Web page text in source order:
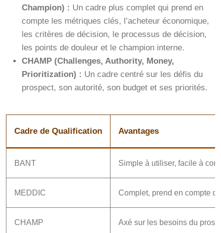
Champion) : Un cadre plus complet qui prend en
compte les métriques clés, l’acheteur économique,
les critères de décision, le processus de décision,
les points de douleur et le champion interne.
CHAMP (Challenges, Authority, Money,
Prioritization) : Un cadre centré sur les défis du
prospect, son autorité, son budget et ses priorités.
Cadre de Qualification Avantages
BANT Simple à utiliser, facile à
MEDDIC Complet, prend en compte
CHAMP Axé sur les besoins du